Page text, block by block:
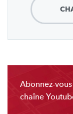
Abonnez-
chaîne